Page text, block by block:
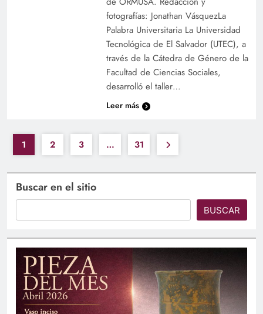
fotografías: Jonathan VásquezLa
Palabra Universitaria La Universidad
Tecnológica de El Salvador (UTEC), a
través de la Cátedra de Género de la
Facultad de Ciencias Sociales,
desarrolló el taller…
Leer más
1 2 3 … 31
Buscar en el sitio
BUSCAR